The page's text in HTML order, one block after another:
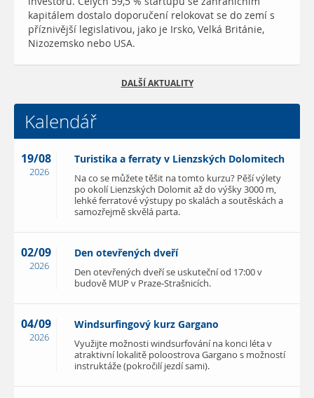
kapitálem dostalo doporučení relokovat se do zemí s
příznivější legislativou, jako je Irsko, Velká Británie,
Nizozemsko nebo USA.
DALŠÍ AKTUALITY
Kalendář
19/08
2026
Turistika a ferraty v Lienzských Dolomitech
Na co se můžete těšit na tomto kurzu? Pěší výlety
po okolí Lienzských Dolomit až do výšky 3000 m,
lehké ferratové výstupy po skalách a soutěskách a
samozřejmě skvělá parta.
02/09
2026
Den otevřených dveří
Den otevřených dveří se uskuteční od 17:00 v
budově MUP v Praze-Strašnicích.
04/09
2026
Windsurfingový kurz Gargano
Využijte možnosti windsurfování na konci léta v
atraktivní lokalitě poloostrova Gargano s možností
instruktáže (pokročilí jezdí sami).